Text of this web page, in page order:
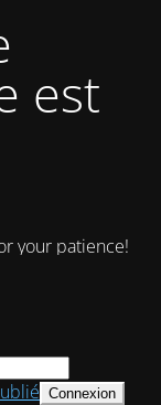
est
your patience!